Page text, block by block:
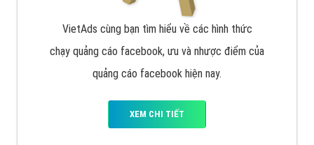
VietAds cùng bạn tìm hiểu về các hình thức
chạy quảng cáo facebook, ưu và nhược điểm của
quảng cáo facebook hiện nay.
XEM CHI TIẾT